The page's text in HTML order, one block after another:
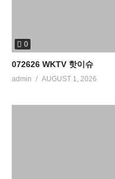
0
072626 WKTV 핫이슈
admin AUGUST 1, 2026